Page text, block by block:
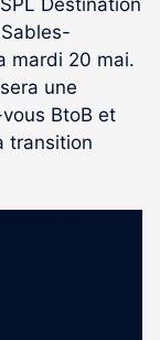
Destination
mardi 20 mai.
une
BtoB et
transition